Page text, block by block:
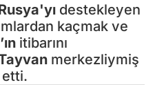
destekleyen
kaçmak ve
itibarını
merkezliymiş
etti.